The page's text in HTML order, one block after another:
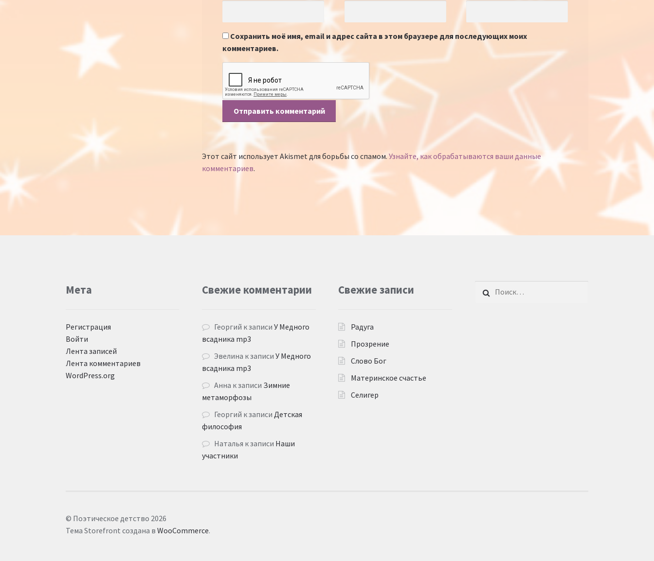
Сохранить моё имя, email и адрес сайта в этом браузере для последующих моих
комментариев.
Этот сайт использует Akismet для борьбы со спамом.Узнайте, как обрабатываются ваши данные
комментариев.
Мета
Регистрация
Войти
Лента записей
Лента комментариев
WordPress.org
Свежие комментарии
Георгий к записи У Медного
всадника mp3
Эвелина к записи У Медного
всадника mp3
Анна к записи Зимние
метаморфозы
Георгий к записи Детская
философия
Наталья к записи Наши
участники
Свежие записи
Радуга
Прозрение
Слово Бог
Материнское счастье
Селигер
© Поэтическое детство 2026
Тема Storefront создана в WooCommerce.